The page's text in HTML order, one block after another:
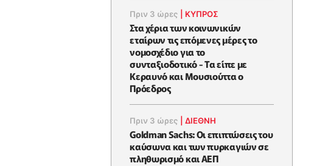
Πριν 3 ώρες ΚΥΠΡΟΣ
Στα χέρια των κοινωνικών
εταίρων τις επόμενες μέρες το
νομοσχέδιο για το
συνταξιοδοτικό - Τα είπε με
Κεραυνό και Μουσιούττα ο
Πρόεδρος
Πριν 3 ώρες |ΔΙΕΘΝΗ
Goldman Sachs: Οι επιπτώσεις του
καύσωνα και των πυρκαγιών σε
πληθωρισμό και ΑΕΠ